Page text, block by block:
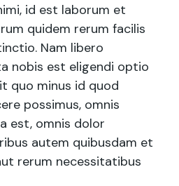
id est laborum et
quidem rerum facilis
Nam libero
nobis est eligendi optio
quo minus id quod
possimus, omnis
est, omnis dolor
autem quibusdam et
rerum necessitatibus